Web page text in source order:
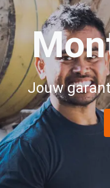
Jouw